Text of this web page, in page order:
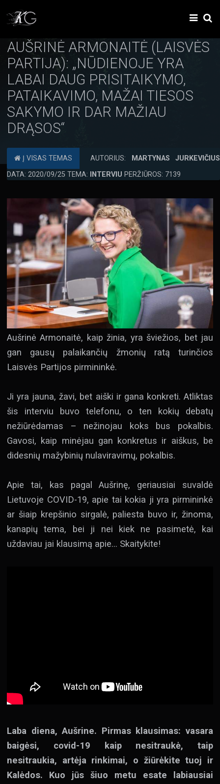
AUŠRINĖ ARMONAITĖ (LAISVĖS
PARTIJA): „NŪDIENOJE YRA
LABAI DAUG PRISITAIKYMO,
PATAIKAVIMO, MAŽAI TIESOS
SAKYMO IR DAR MAŽIAU
DRĄSOS“
Į VISAS TEMAS AUTORIUS:
MARTYNAS JURKEVIČIUS
DATA: 2020/09/25 TEMA:
INTERVIU PERŽIŪROS: 7139
Aušrinė Armonaitė, kaip žinia, yra šviežios, bet jau
gan gausų palaikančių žmonių ratą turinčios
Laisvės Partijos pirmininkė.
Ji yra jauna, žavi, bet aiški ir gana konkreti. Atliktas
šis interviu buvo telefonu, o ten kokių debatų
nežiūrėdamas – nežinojau koks bus pokalbis.
Gavosi, kaip minėjau gan konkretus ir aiškus, be
didesnių mažybinių nulaviravimų, pokalbis.
Apie tai, kas pagal Aušrinę, geriausiai suvaldė
Lietuvoje COVID-19, apie tai kokia ji yra pirmininkė
ar šiaip krepšinio sirgalė, paliesta buvo ir, žinoma,
kanapių tema, bei ji nei kiek ne pasimetė, kai
uždaviau jai klausimą apie… Skaitykite!
Laba diena, Aušrine. Pirmas klausimas: vasara
baigėsi, covid-19 kaip nesitraukė, taip
nesitraukia, artėja rinkimai, o žiūrėkite tuoj ir
Kalėdos. Kuo jūs šiuo metu esate labiausiai